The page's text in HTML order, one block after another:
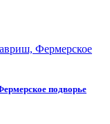
подворье